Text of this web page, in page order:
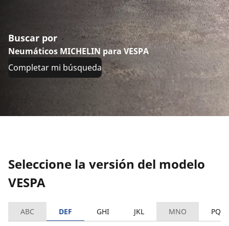
Buscar por
Neumáticos MICHELIN para VESPA
Completar mi búsqueda
Seleccione la versión del modelo
VESPA
ABC DEF GHI JKL MNO PQRS